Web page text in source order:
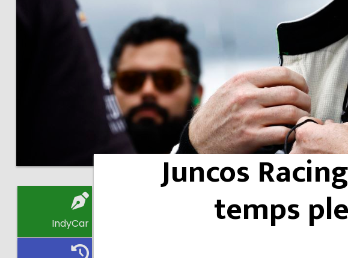
IndyCar
Juncos
temps